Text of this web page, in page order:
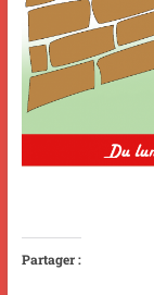
Partager :